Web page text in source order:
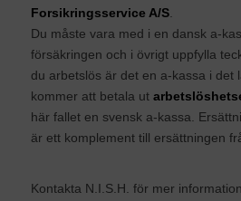
Forsikringsservice A/S.
Du måste vara med i en dansk a-
försäkringen och i övrigt uppfylla
du arbetslös är det en a-kassa i det
kommer att betala ut
här fallet en svensk a-kassa.
är ett komplement till ersättningen
Kontakta N.I.S.H. för mer